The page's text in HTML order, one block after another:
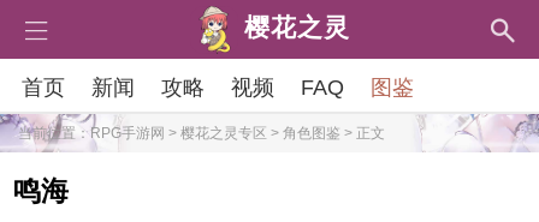
樱花之灵
首页 新闻 攻略 视频 FAQ 图鉴
当前位置：RPG手游网 > 樱花之灵专区 > 角色图鉴 > 正文
鸣海